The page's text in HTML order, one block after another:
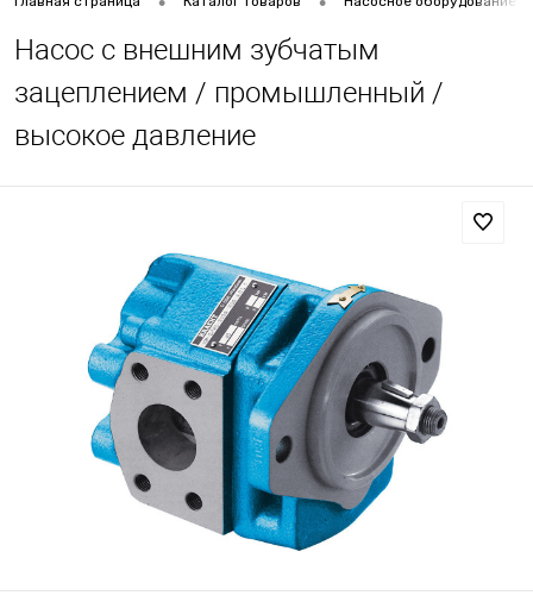
Насос с внешним зубчатым
зацеплением / промышленный /
высокое давление